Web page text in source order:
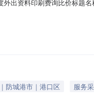
外出资料印刷费询比价标题
外出资料印刷采购5、预算
防城港市｜港口区
服务